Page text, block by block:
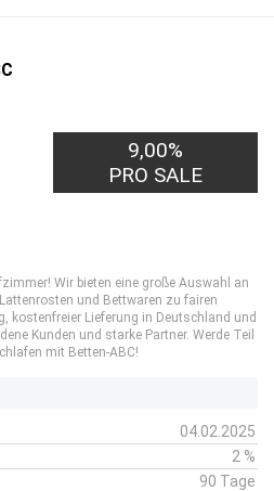
9,00%
PRO SALE
Wir bieten eine große Auswahl an
und Bettwaren zu fairen
kostenfreier Lieferung in Deutschland und
Kunden und starke Partner. Werde Teil
mit Betten-ABC!
04.02.2025
2 %
90 Tage